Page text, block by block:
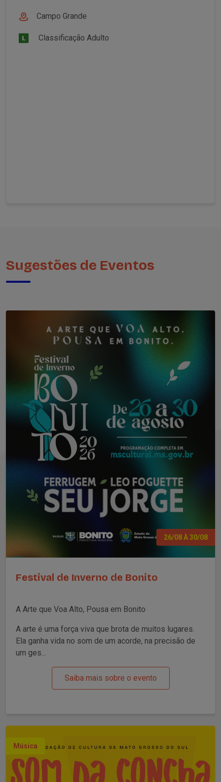
Campo Grande
Classificação Adulto
Sugestões de Eventos
26/08 À 30/08
Festival de Inverno de Bonito
A Arte que Voa Alto, Pousa em Bonito
A arte é uma força viva que brota de muitos lugares.
Ela ganha vida no som de um acorde, na precisão de
um ges...
Saiba mais sobre o evento
Música